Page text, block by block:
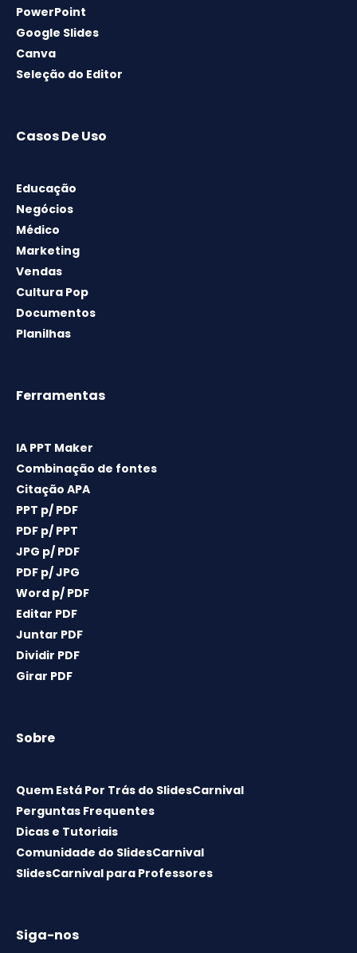
PowerPoint
Google Slides
Canva
Seleção do Editor
Casos De Uso
Educação
Negócios
Médico
Marketing
Vendas
Cultura Pop
Documentos
Planilhas
Ferramentas
IA PPT Maker
Combinação de fontes
Citação APA
PPT p/ PDF
PDF p/ PPT
JPG p/ PDF
PDF p/ JPG
Word p/ PDF
Editar PDF
Juntar PDF
Dividir PDF
Girar PDF
Sobre
Quem Está Por Trás do SlidesCarnival
Perguntas Frequentes
Dicas e Tutoriais
Comunidade do SlidesCarnival
SlidesCarnival para Professores
Siga-nos